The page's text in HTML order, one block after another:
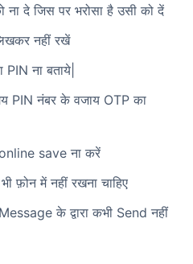
ना दे जिस पर भरोसा है उसी को दें
नहीं रखें
ना बताये|
PIN नंबर के वजाय OTP का
save ना करें
फ़ोन में नहीं रखना चाहिए
के द्वारा कभी Send नहीं